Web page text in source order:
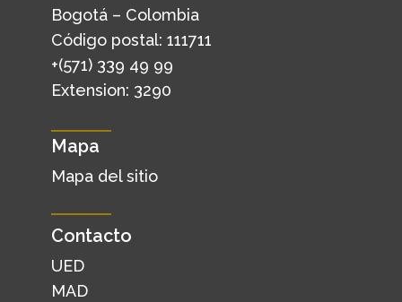
Bogotá – Colombia
Código postal: 111711
+(571) 339 49 99
Extension: 3290
Mapa
Mapa del sitio
Contacto
UED
MAD